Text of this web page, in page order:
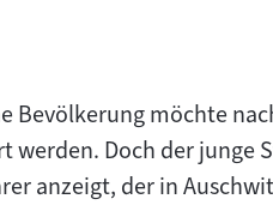
Bevölkerung möchte
werden. Doch der
anzeigt, der in